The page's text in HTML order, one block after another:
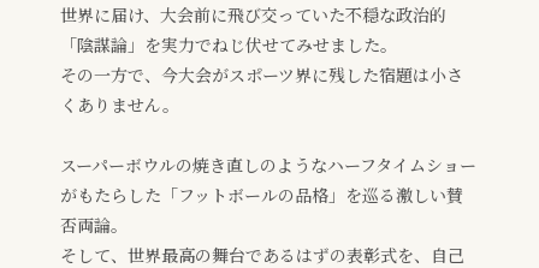
世界に届け、大会前に飛び交っていた不穏な政治的
「陰謀論」を実力でねじ伏せてみせました。
その一方で、今大会がスポーツ界に残した宿題は小さ
くありません。
スーパーボウルの焼き直しのようなハーフタイムショー
がもたらした「フットボールの品格」を巡る激しい賛
否両論。
そして、世界最高の舞台であるはずの表彰式を、自己